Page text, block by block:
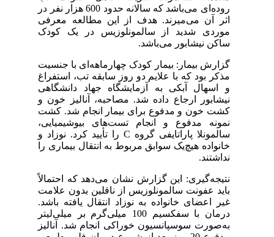
روده‌ای می‌باشد که سالانه حدود 600 هزار نفر در
اثر آن می‌میرند. هدف از این مطالعه معرفی
موردی شدید از سالمونلوزیس در یک کودک
ساکن نیشابور می‌باشد.
گزارش بیمار: بیمار کودک چهارماهه‌ای با جنسیت
مذکر بود که با علایم دو روز سابقه تب، استفراغ
و اسهال آبکی به آزمایشگاه جهاد دانشگاهی
نیشابور ارجاع داده شد. مصاحبه، آنالیز خون و
کشت خون و مدفوع برای بیمار انجام شد. کشت
نمونه مدفوع و انجام تست‌های بیوشیمیایی،
سالمونلا پاراتایفی گروهCرا تأیید کرد. نوزاد و
خانواده هیچ‌یک سوابق مربوط به انتقال بیماری را
نداشتند.
نتیجه‌گیری: این گزارش نشان می‌دهد که احتمالاً
باید عفونت سالمونلوزیس از ناقلین بدون علامت
غیر اعضای خانواده به نوزاد انتقال یافته باشد.
درمان با سفکسیم 100 میلی‌گرم بر میلی‌لیتر
به‌صورت سوسپانسیون خوراکی انجام شد. آنالیز